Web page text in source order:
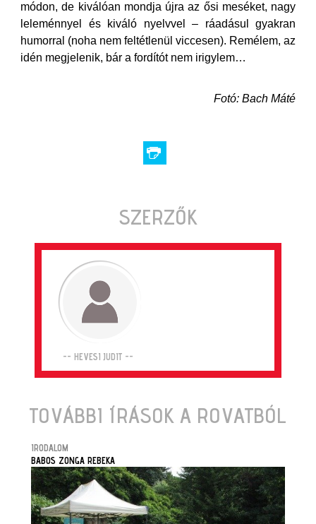
módon, de kiválóan mondja újra az ősi meséket, nagy
leleménnyel és kiváló nyelvvel – ráadásul gyakran
humorral (noha nem feltétlenül viccesen). Remélem, az
idén megjelenik, bár a fordítót nem irigylem…
Fotó: Bach Máté
SZERZŐK
-- HEVESI JUDIT --
TOVÁBBI ÍRÁSOK A ROVATBÓL
IRODALOM
BABOS ZONGA REBEKA